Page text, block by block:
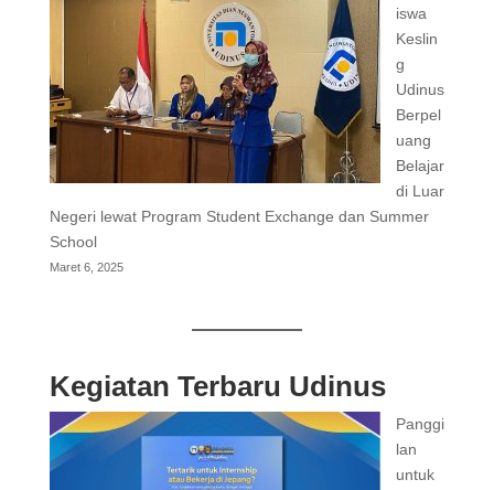
iswa
Keslin
g
Udinus
Berpel
uang
Belajar
di Luar
Negeri lewat Program Student Exchange dan Summer
School
Maret 6, 2025
Kegiatan Terbaru Udinus
Panggi
lan
untuk